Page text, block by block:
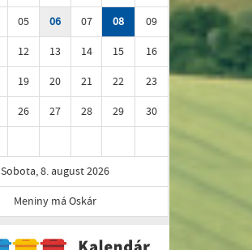
05 06 07 08
09
12 13 14 15
16
19 20 21 22
23
26 27 28 29
30
Sobota, 8. august 2026
Meniny má Oskár